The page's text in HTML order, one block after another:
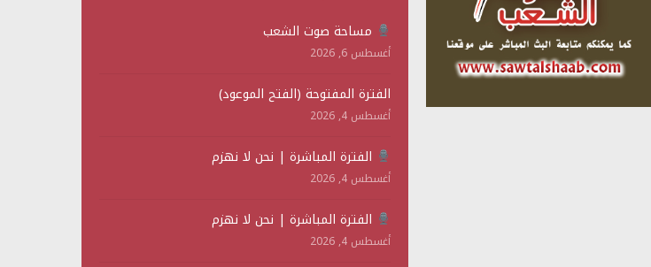
مساحة صوت الشعب
أغسطس 6, 2026
الفترة المفتوحة (الفتح الموعود)
أغسطس 4, 2026
الفترة المباشرة | نحن لا نهزم
أغسطس 4, 2026
الفترة المباشرة | نحن لا نهزم
أغسطس 4, 2026